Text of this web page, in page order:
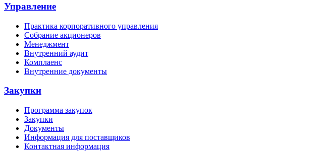
Управление
Практика корпоративного управления
Собрание акционеров
Менеджмент
Внутренний аудит
Комплаенс
Внутренние документы
Закупки
Программа закупок
Закупки
Документы
Информация для поставщиков
Контактная информация